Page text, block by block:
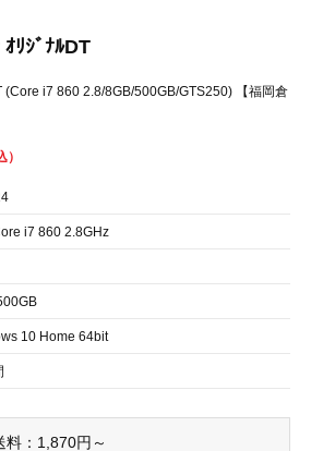
ﾘｼﾞﾅﾙDT
(Core i7 860 2.8/8GB/500GB/GTS250) 【福岡倉
i7 860 2.8GHz
10 Home 64bit
料：1,870円～